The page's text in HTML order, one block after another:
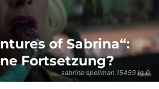
sabrina spellman 15459 lg 0
of Sabrina“:
Fortsetzung?